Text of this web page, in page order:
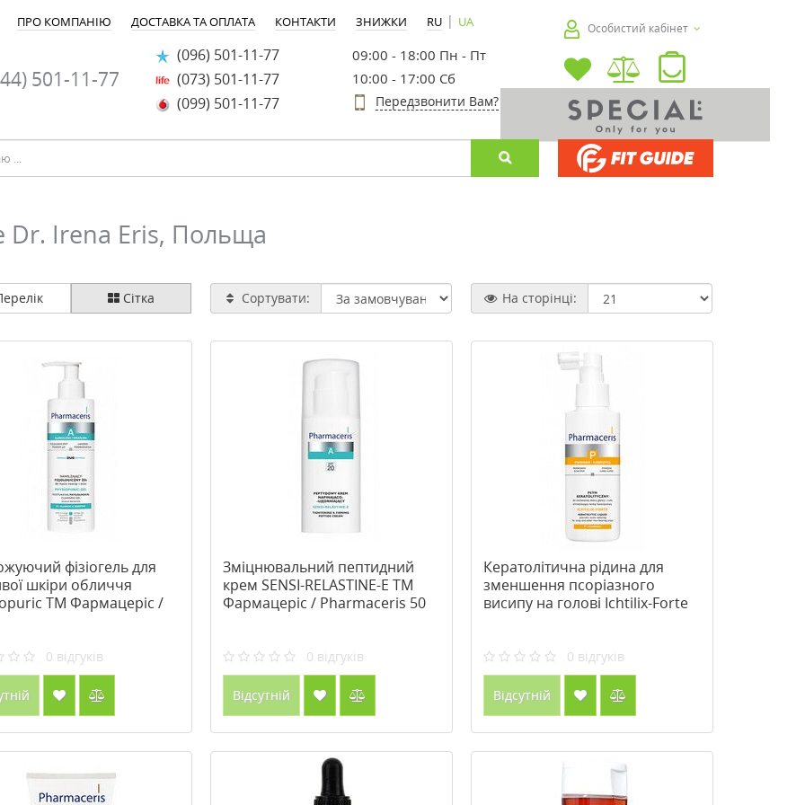
ПРО КОМПАНІЮ ДОСТАВКА ТА ОПЛАТА КОНТАКТИ ЗНИЖКИ RU | UA
501-11-77
(096) 501-11-77
(073) 501-11-77
(099) 501-11-77
09:00 - 18:00 Пн - Пт
10:00 - 17:00 Сб
Передзвонити Вам?
Особистий кабінет
Dr. Irena Eris, Польща
Сітка Сортувати: На сторінці:
фізіогель для
шкіри обличчя
ТМ Фармацеріс /
0 відгуків
Зміцнювальний пептидний
крем SENSI-RELASTINE-E ТМ
Фармацеріс / Pharmaceris 50
0 відгуків
Відсутній
Кератолітична рідина для
зменшення псоріазного
висипу на голові Ichtilix-Forte
0 відгуків
Відсутній